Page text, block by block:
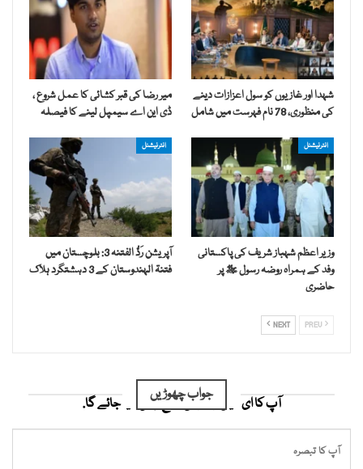
شہدا اور غازیوں کو سول اعزازات دینے
کی منظوری، 78 نام فہرست میں شامل
میر رضا کی قبر کشائی کا عمل شروع ،
ڈی این اے سیمپل لینے کا فیصلہ
انٹرنیشنل
وزیر اعظم شہباز شریف کی پاکستانی
وفد کے ہمراہ روضہ رسول ﷺ پر
حاضری
انٹرنیشنل
آپریشن رَدُّ الفتنہ 3: بلوچستان میں
فتنۃ الہندوستان کے 3 دہشتگرد ہلاک
NEXT
جواب چھوڑیں
آپ کا ای میل ایڈریس شائع نہیں کیا جائے گا.